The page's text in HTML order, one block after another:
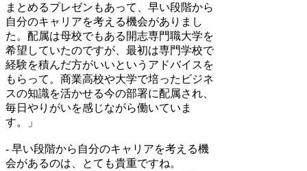
まとめるプレゼンもあって、早い段階から
自分のキャリアを考える機会がありまし
た。配属は母校でもある開志専門職大学を
希望していたのですが、最初は専門学校で
経験を積んだ方がいいというアドバイスを
もらって。商業高校や大学で培ったビジネ
スの知識を活かせる今の部署に配属され、
毎日やりがいを感じながら働いていま
す。」
- 早い段階から自分のキャリアを考える機
会があるのは、とても貴重ですね。